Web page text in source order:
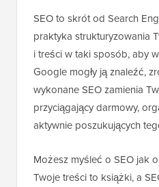
SEO to skrót od Search
praktyka strukturyzowania
i treści w taki sposób, aby
Google mogły ją znaleźć,
wykonane SEO zamienia
przyciągający darmowy,
aktywnie poszukujących
Możesz myśleć o SEO jak
Twoje treści to książki, a